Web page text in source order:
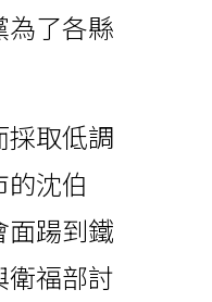
為了各縣
取低調
沈伯
踼到鐵
福部討